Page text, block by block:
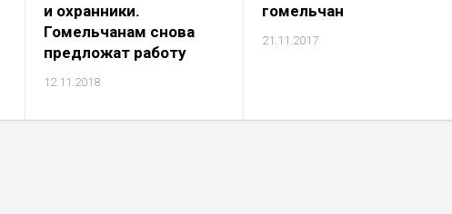
и охранники.
Гомельчанам снова
предложат работу
12.11.2018
гомельчан
21.11.2017